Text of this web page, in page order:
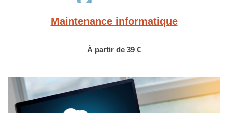
Maintenance informatique
À partir de 39 €